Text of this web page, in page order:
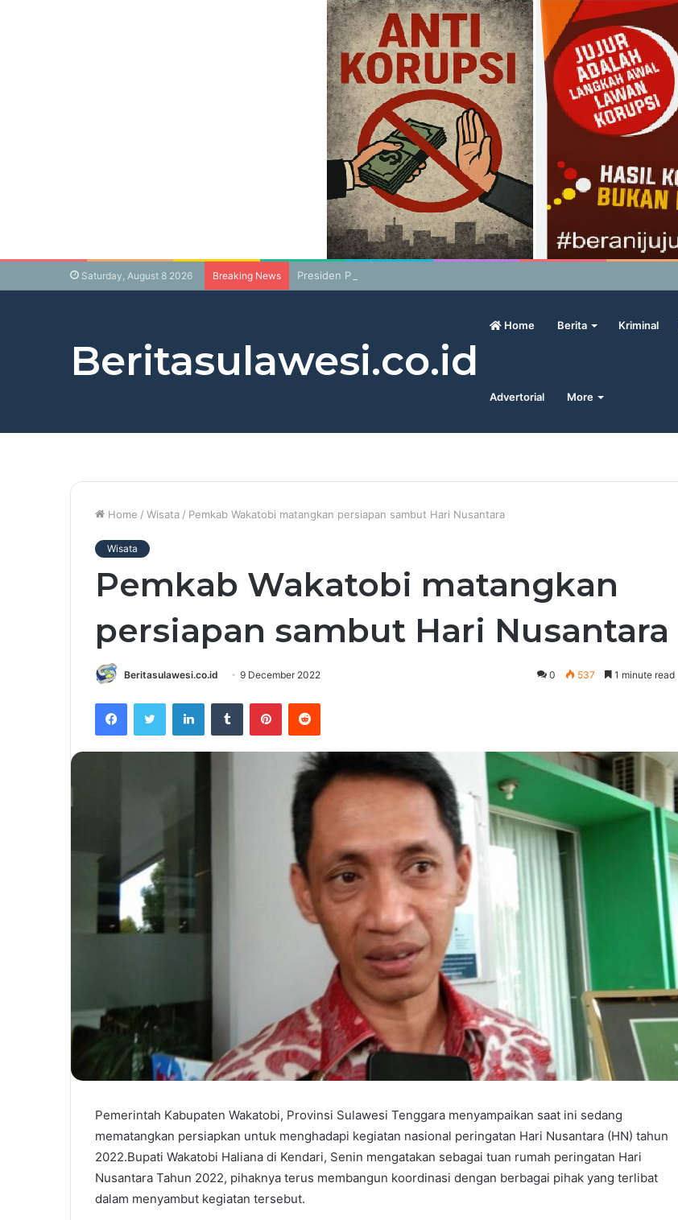
Saturday, August 8 2026 Breaking News Presiden Prabowo Geram Sama Pengamat, Menilai Harga Beras Terlalu Mahal
Beritasulawesi.co.id
Home Berita Kriminal
Advertorial More
Home / Wisata / Pemkab Wakatobi matangkan persiapan sambut Hari Nusantara
Wisata
Pemkab Wakatobi matangkan
persiapan sambut Hari Nusantara
Beritasulawesi.co.id 9 December 2022 0 537 1 minute read
Pemerintah Kabupaten Wakatobi, Provinsi Sulawesi Tenggara menyampaikan saat ini sedang
mematangkan persiapkan untuk menghadapi kegiatan nasional peringatan Hari Nusantara (HN) tahun
2022.Bupati Wakatobi Haliana di Kendari, Senin mengatakan sebagai tuan rumah peringatan Hari
Nusantara Tahun 2022, pihaknya terus membangun koordinasi dengan berbagai pihak yang terlibat
dalam menyambut kegiatan tersebut.